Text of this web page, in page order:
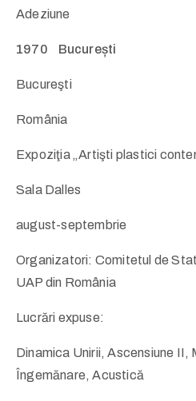
Adeziune
1970 București
Bucureşti
România
Expoziţia „Artişti plastici
Sala Dalles
august-septembrie
Organizatori: Comitetul de
UAP din România
Lucrări expuse:
Dinamica Unirii, Ascensiune II,
Îngemănare, Acustică